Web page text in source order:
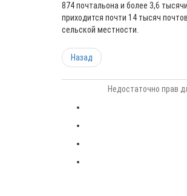
874 почтальона и более 3,6
приходится почти 14 тысяч
сельской местности.
Назад
Недостаточно прав